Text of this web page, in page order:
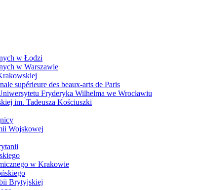
w Łodzi
w Warszawie
supérieure des beaux-arts de Paris
Fryderyka Wilhelma we Wrocławiu
im. Tadeusza Kościuszki
Wojskowej
w Krakowie
Brytyjskiej